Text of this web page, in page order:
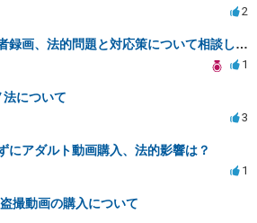
2
SNSでの未成年者録画、法的問題と対応策について相談したい
1
について
3
にアダルト動画購入、法的影響は？
1
撮動画の購入について